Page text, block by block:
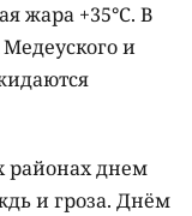
жара +35°C. В
и
районах днем
и гроза. Днём